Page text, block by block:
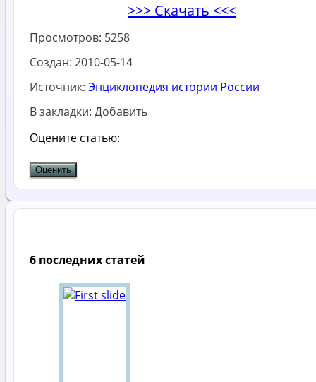
>>> Скачать <<<
Просмотров: 5258
Создан: 2010-05-14
Источник: Энциклопедия истории России
В закладки: Добавить
Оцените статью:
6 последних статей